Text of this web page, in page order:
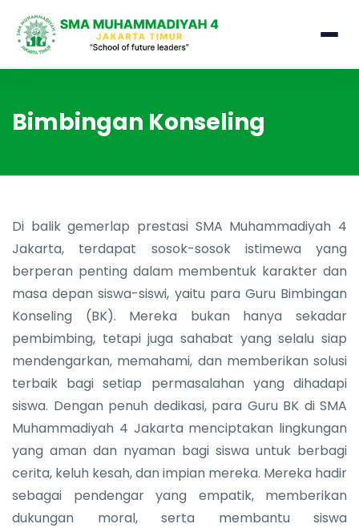
Bimbingan Konseling
Di balik gemerlap prestasi SMA Muhammadiyah 4
Jakarta, terdapat sosok-sosok istimewa yang
berperan penting dalam membentuk karakter dan
masa depan siswa-siswi, yaitu para Guru Bimbingan
Konseling (BK). Mereka bukan hanya sekadar
pembimbing, tetapi juga sahabat yang selalu siap
mendengarkan, memahami, dan memberikan solusi
terbaik bagi setiap permasalahan yang dihadapi
siswa. Dengan penuh dedikasi, para Guru BK di SMA
Muhammadiyah 4 Jakarta menciptakan lingkungan
yang aman dan nyaman bagi siswa untuk berbagi
cerita, keluh kesah, dan impian mereka. Mereka hadir
sebagai pendengar yang empatik, memberikan
dukungan moral, serta membantu siswa